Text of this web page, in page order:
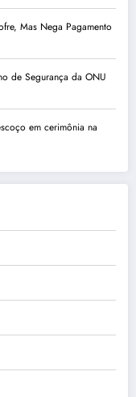
Mas Nega Pagamento
de Segurança da ONU
em cerimônia na